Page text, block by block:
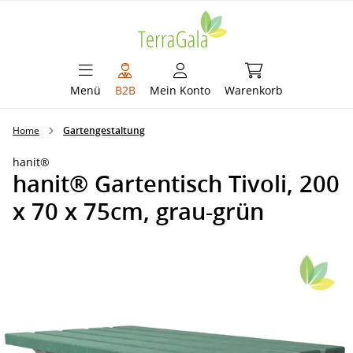
Menü B2B Mein Konto Warenkorb
Warenkorb
Home Gartengestaltung
hanit®
hanit® Gartentisch Tivoli, 200
x 70 x 75cm, grau-grün